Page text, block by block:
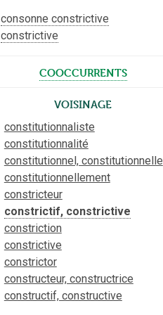
consonne constrictive
constrictive
cooccurrents
Voisinage
constitutionnaliste
constitutionnalité
constitutionnel, constitutionnelle
constitutionnellement
constricteur
constrictif, constrictive
constriction
constrictive
constrictor
constructeur, constructrice
constructif, constructive